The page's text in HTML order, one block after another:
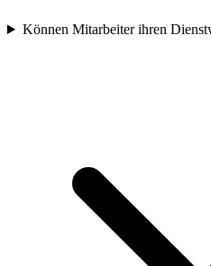
Können Mitarbeiter ihren